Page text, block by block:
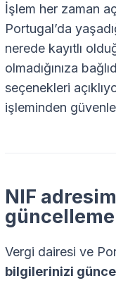
İşlem her zaman
Portugal’da
nerede kayıtlı
olmadığınıza
seçenekleri
işleminden
NIF
Vergi dairesi ve
bilgilerinizi